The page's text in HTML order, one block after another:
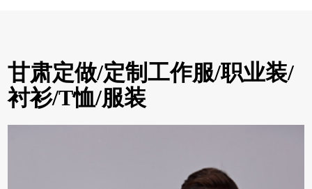
甘肃定做/定制工作服/职业装/
衬衫/T恤/服装